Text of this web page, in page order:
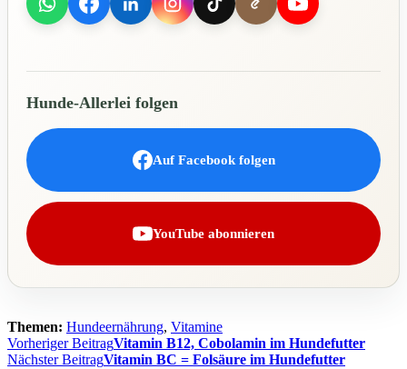
Hunde-Allerlei folgen
Auf Facebook folgen
YouTube abonnieren
Themen: Hundeernährung, Vitamine
Beitragsnavigation
Vorheriger BeitragVitamin B12, Cobolamin im Hundefutter
Nächster BeitragVitamin BC = Folsäure im Hundefutter